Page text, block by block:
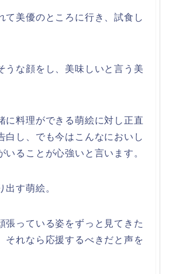
て美優のところに行き、試食し
うな顔をし、美味しいと言う美
に料理ができる萌絵に対し正直
白し、でも今はこんなにおいし
いることが心強いと言います。
出す萌絵。
張っている姿をずっと見てきた
それなら応援するべきだと声を